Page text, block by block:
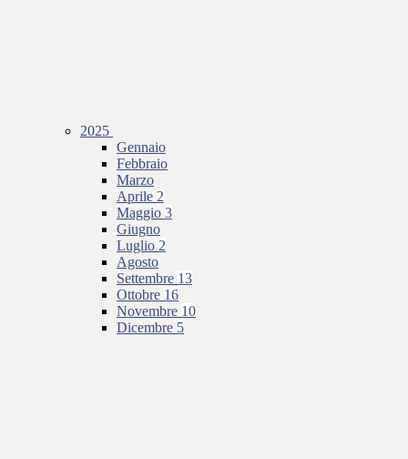
2025
Gennaio
Febbraio
Marzo
Aprile 2
Maggio 3
Giugno
Luglio 2
Agosto
Settembre 13
Ottobre 16
Novembre 10
Dicembre 5